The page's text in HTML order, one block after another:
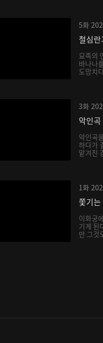
5화
철심
묘족의
바나나
도망치
3화
악인곡
악인곡
하다가
맡겨진
1화
쫓기
이화궁
기게 된
만 그것